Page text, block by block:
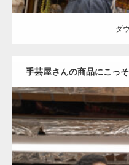
ダ
手芸屋さんの商品にこっ
Category:手芸屋さんのマッチ